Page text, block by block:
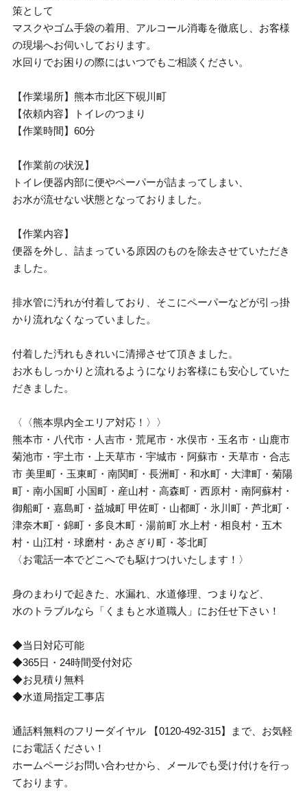
策として
マスクやゴム手袋の着用、アルコール消毒を徹底し、お客様
の現場へお伺いしております。
水回りでお困りの際にはいつでもご相談ください。
【作業場所】熊本市北区下硯川町
【依頼内容】トイレのつまり
【作業時間】60分
【作業前の状況】
トイレ便器内部に便やペーパーが詰まってしまい、
お水が流せない状態となっておりました。
【作業内容】
便器を外し、詰まっている原因のものを除去させていただき
ました。
排水管に汚れが付着しており、そこにペーパーなどが引っ掛
かり流れなくなっていました。
付着した汚れもきれいに清掃させて頂きました。
お水もしっかりと流れるようになりお客様にも安心していた
だきました。
〈〈熊本県内全エリア対応！〉〉
熊本市・八代市・人吉市・荒尾市・水俣市・玉名市・山鹿市
菊池市・宇土市・上天草市・宇城市・阿蘇市・天草市・合志
市 美里町・玉東町・南関町・長洲町・和水町・大津町・菊陽
町・南小国町 小国町・産山村・高森町・西原村・南阿蘇村・
御船町・嘉島町・益城町 甲佐町・山都町・氷川町・芦北町・
津奈木町・錦町・多良木町・湯前町 水上村・相良村・五木
村・山江村・球磨村・あさぎり町・苓北町
〈お電話一本でどこへでも駆けつけいたします！〉
身のまわりで起きた、水漏れ、水道修理、つまりなど、
水のトラブルなら「くまもと水道職人」にお任せ下さい！
◆当日対応可能
◆365日・24時間受付対応
◆お見積り無料
◆水道局指定工事店
通話料無料のフリーダイヤル 【0120-492-315】まで、お気軽
にお電話ください！
ホームページお問い合わせから、メールでも受け付けを行っ
ております。